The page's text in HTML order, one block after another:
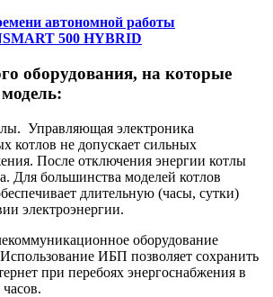
автономной работы
500 HYBRID
оборудования, на которые
Управляющая электроника
котлов не допускает сильных
После отключения энергии котлы
Для большинства моделей котлов
длительную (часы, сутки)
электроэнергии.
оборудование
ИБП позволяет сохранить
при перебоях энергоснабжения в